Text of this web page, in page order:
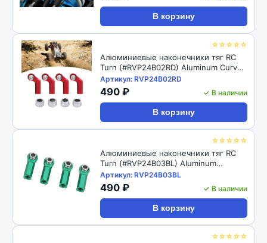
В корзину
☆☆☆☆☆
Алюминиевые наконечники тяг RC
Turn (#RVP24B02RD) Aluminum Curved
Link Steering Rod Ends with M4 CW
Thread Bore for 1/10 RC Crawler 4pcs:
Red
Артикул: RVP24B02RD
490 ₽ ✓ В наличии
В корзину
☆☆☆☆☆
Алюминиевые наконечники тяг RC
Turn (#RVP24B03BL) Aluminum
Straight Link Steering Rod Ends with
M4 CW Thread Bore for 1/10 RC
Crawler 4pcs: Black
Артикул: RVP24B03BL
490 ₽ ✓ В наличии
В корзину
☆☆☆☆☆